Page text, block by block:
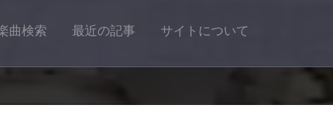
曲検索 最近の記事 サイトについて